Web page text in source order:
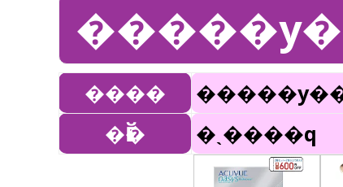
����
�Ӗ�
�ˎ����q